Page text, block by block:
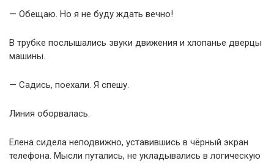
— Обещаю. Но я не буду ждать вечно!
В трубке послышались звуки движения и хлопанье дверцы
машины.
— Садись, поехали. Я спешу.
Линия оборвалась.
Елена сидела неподвижно, уставившись в чёрный экран
телефона. Мысли путались, не укладывались в логическую